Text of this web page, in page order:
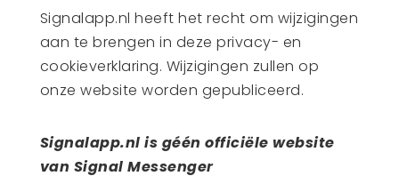
Signalapp.nl heeft het recht om wijzigingen
aan te brengen in deze privacy- en
cookieverklaring. Wijzigingen zullen op
onze website worden gepubliceerd.
Signalapp.nl is géén officiële website
van Signal Messenger